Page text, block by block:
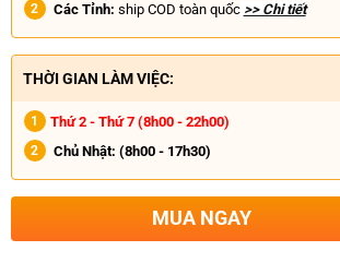
Các Tỉnh: ship COD toàn quốc >> Chi tiết
THỜI GIAN LÀM VIỆC:
Thứ 2 - Thứ 7 (8h00 - 22h00)
Chủ Nhật: (8h00 - 17h30)
MUA NGAY